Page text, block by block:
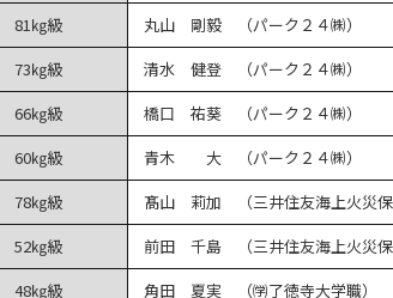
81㎏級
丸山 剛毅 （パーク２４㈱）
73㎏級
清水 健登 （パーク２４㈱）
66㎏級
橋口 祐葵 （パーク２４㈱）
60㎏級
青木 大 （パーク２４㈱）
78㎏級 髙山 莉加 （三井住友海上火災保
52㎏級
前田 千島 （三井住友海上火災保
48㎏級
角田 夏実 （㈻了徳寺大学職）